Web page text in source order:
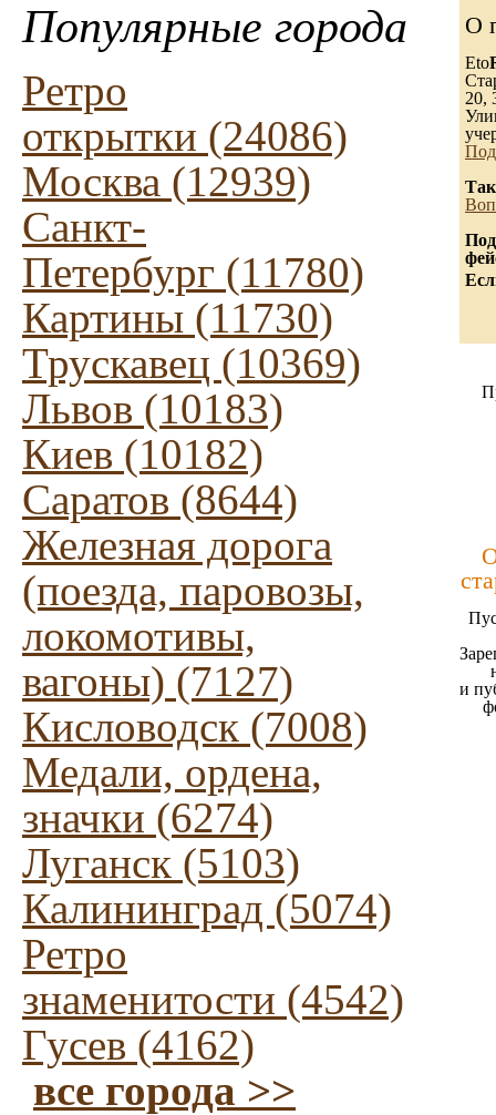
Популярные города
Ретро
открытки (24086)
Москва (12939)
Санкт-
Петербург (11780)
Картины (11730)
Трускавец (10369)
Львов (10183)
Киев (10182)
Саратов (8644)
Железная дорога
(поезда, паровозы,
локомотивы,
вагоны) (7127)
Кисловодск (7008)
Медали, ордена,
значки (6274)
Луганск (5103)
Калининград (5074)
Ретро
знаменитости (4542)
Гусев (4162)
все города >>
О
Eto
20,
и